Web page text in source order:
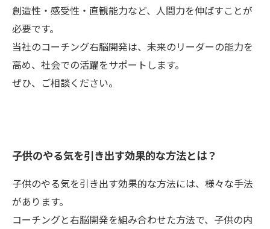
創造性・感受性・直観能力など、人間力を伸ばすことが
必要です。
当社のコーチング右脳開発は、未来のリーダーの能力を
高め、社会での活躍をサポートします。
ぜひ、ご相談ください。
子供のやる気を引き出す効果的な方法とは？
子供のやる気を引き出す効果的な方法には、様々な手法
があります。
コーチングと右脳開発を組み合わせた方法で、子供の内